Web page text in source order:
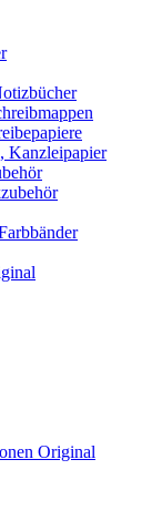
Kanzleipapier
Original